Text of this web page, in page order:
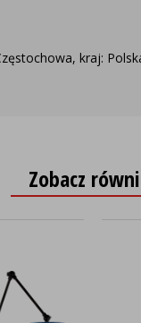
kraj:
Zobacz